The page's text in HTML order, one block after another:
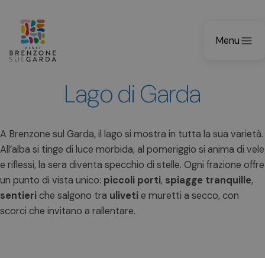
Menu
Lago di Garda
A Brenzone sul Garda, il lago si mostra in tutta la sua varietà.
All’alba si tinge di luce morbida, al pomeriggio si anima di vele
e riflessi, la sera diventa specchio di stelle. Ogni frazione offre
un punto di vista unico: piccoli porti, spiagge tranquille,
sentieri che salgono tra uliveti e muretti a secco, con
scorci che invitano a rallentare.